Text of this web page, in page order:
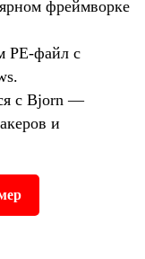
фреймворке
PE-файл с
с Bjorn —
и